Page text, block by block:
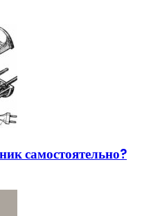
самостоятельно?